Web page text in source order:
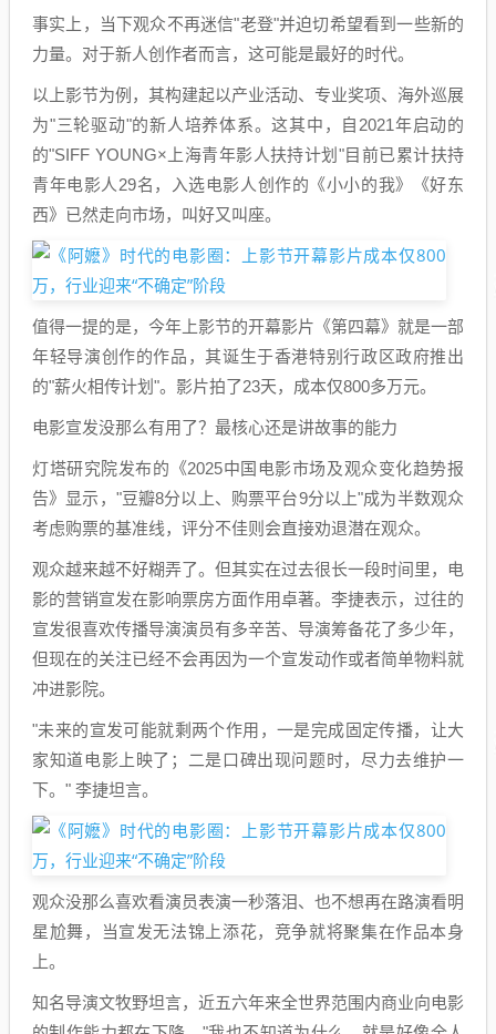
事实上，当下观众不再迷信"老登"并迫切希望看到一些新的
力量。对于新人创作者而言，这可能是最好的时代。
以上影节为例，其构建起以产业活动、专业奖项、海外巡展
为"三轮驱动"的新人培养体系。这其中，自2021年启动的
的"SIFF YOUNG×上海青年影人扶持计划"目前已累计扶持
青年电影人29名，入选电影人创作的《小小的我》《好东
西》已然走向市场，叫好又叫座。
值得一提的是，今年上影节的开幕影片《第四幕》就是一部
年轻导演创作的作品，其诞生于香港特别行政区政府推出
的"薪火相传计划"。影片拍了23天，成本仅800多万元。
电影宣发没那么有用了？最核心还是讲故事的能力
灯塔研究院发布的《2025中国电影市场及观众变化趋势报
告》显示，"豆瓣8分以上、购票平台9分以上"成为半数观众
考虑购票的基准线，评分不佳则会直接劝退潜在观众。
观众越来越不好糊弄了。但其实在过去很长一段时间里，电
影的营销宣发在影响票房方面作用卓著。李捷表示，过往的
宣发很喜欢传播导演演员有多辛苦、导演筹备花了多少年，
但现在的关注已经不会再因为一个宣发动作或者简单物料就
冲进影院。
"未来的宣发可能就剩两个作用，一是完成固定传播，让大
家知道电影上映了；二是口碑出现问题时，尽力去维护一
下。" 李捷坦言。
观众没那么喜欢看演员表演一秒落泪、也不想再在路演看明
星尬舞，当宣发无法锦上添花，竞争就将聚集在作品本身
上。
知名导演文牧野坦言，近五六年来全世界范围内商业向电影